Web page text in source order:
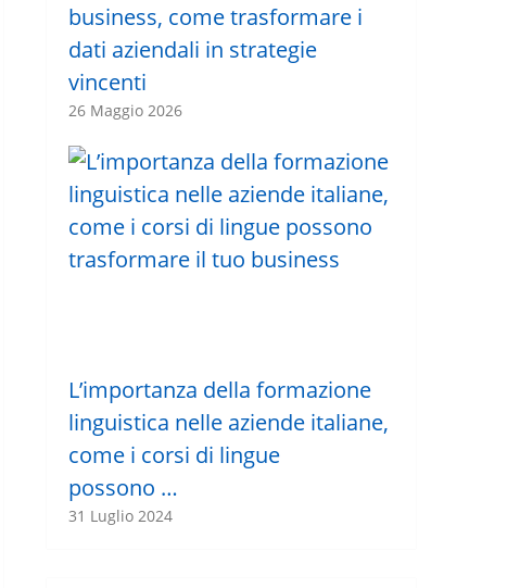
business, come trasformare i
dati aziendali in strategie
vincenti
26 Maggio 2026
L’importanza della formazione
linguistica nelle aziende italiane,
come i corsi di lingue
possono …
31 Luglio 2024